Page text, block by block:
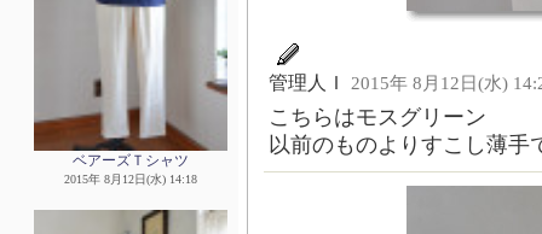
ベアーズＴシャツ
2015年 8月12日(水) 14:18
管理人Ｉ 2015年 8月12日(水)
こちらはモスグリーン
以前のものよりすこし薄手